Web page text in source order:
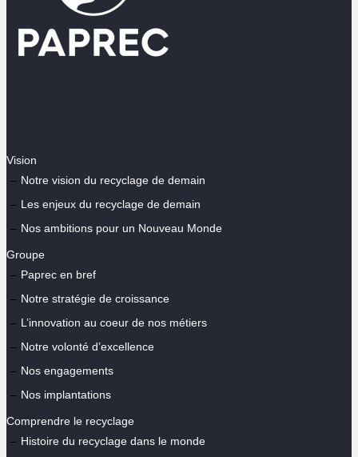
Vision
Notre vision du recyclage de demain
Les enjeux du recyclage de demain
Nos ambitions pour un Nouveau Monde
Groupe
Paprec en bref
Notre stratégie de croissance
L’innovation au coeur de nos métiers
Notre volonté d’excellence
Nos engagements
Nos implantations
Comprendre le recyclage
Histoire du recyclage dans le monde